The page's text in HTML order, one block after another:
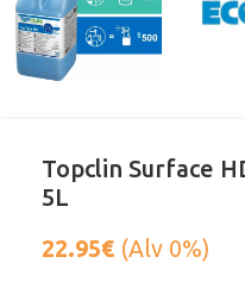
Topclin Surface
5L
22.95€ (Alv 0%)